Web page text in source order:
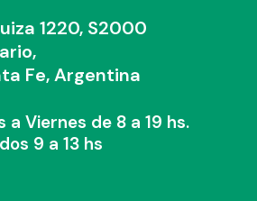
1220, S2000
Fe, Argentina
a Viernes de 8 a 19 hs.
9 a 13 hs